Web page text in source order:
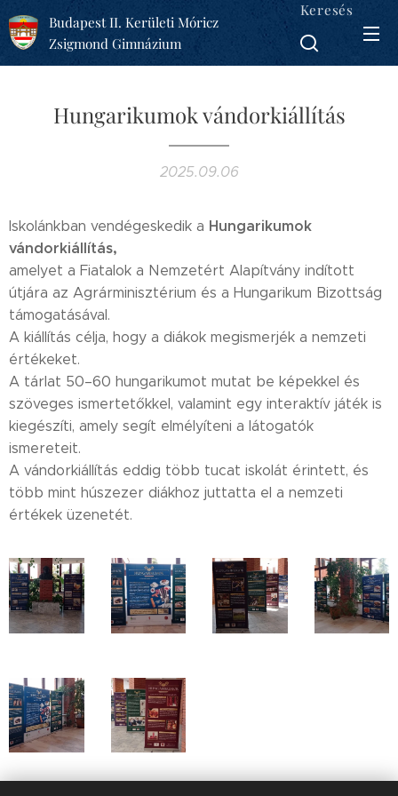
Budapest II. Kerületi Móricz
Zsigmond Gimnázium
Keresés
Hungarikumok vándorkiállítás
2025.09.06
Iskolánkban vendégeskedik a Hungarikumok
vándorkiállítás,
amelyet a Fiatalok a Nemzetért Alapítvány indított
útjára az Agrárminisztérium és a Hungarikum Bizottság
támogatásával.
A kiállítás célja, hogy a diákok megismerjék a nemzeti
értékeket.
A tárlat 50–60 hungarikumot mutat be képekkel és
szöveges ismertetőkkel, valamint egy interaktív játék is
kiegészíti, amely segít elmélyíteni a látogatók
ismereteit.
A vándorkiállítás eddig több tucat iskolát érintett, és
több mint húszezer diákhoz juttatta el a nemzeti
értékek üzenetét.